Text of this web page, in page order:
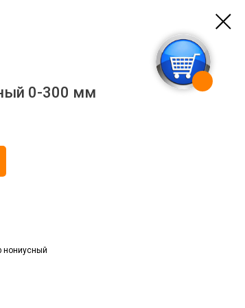
0-300 мм
нониусный